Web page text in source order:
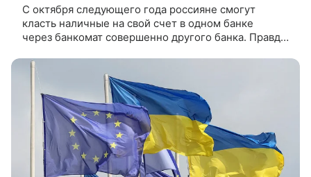
С октября следующего года россияне смогут
класть наличные на свой счет в одном банке
через банкомат совершенно другого банка. Правда,
для каждой кредитной